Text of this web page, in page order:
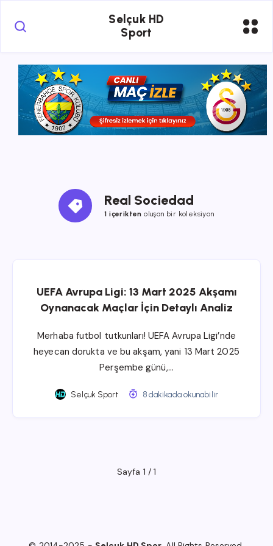
Selçuk HD
Sport
Real Sociedad
1 içerikten oluşan bir koleksiyon
UEFA Avrupa Ligi: 13 Mart 2025 Akşamı
Oynanacak Maçlar İçin Detaylı Analiz
Merhaba futbol tutkunları! UEFA Avrupa Ligi’nde
heyecan dorukta ve bu akşam, yani 13 Mart 2025
Perşembe günü,…
Selçuk Sport 8 dakikada okunabilir
Sayfa 1 / 1